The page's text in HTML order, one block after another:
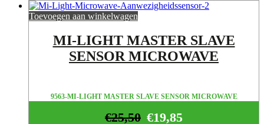
Toevoegen aan winkelwagen
MI-LIGHT MASTER SLAVE
SENSOR MICROWAVE
9563-MI-LIGHT MASTER SLAVE SENSOR MICROWAVE
€19,85
€25,50